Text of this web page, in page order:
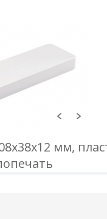
мм,